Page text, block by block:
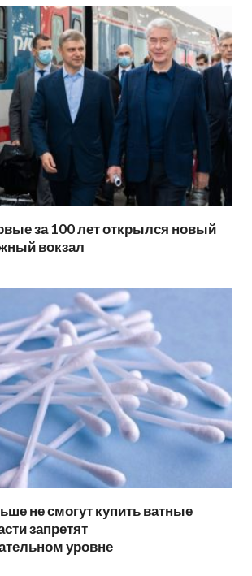
за 100 лет открылся новый
вокзал
не смогут купить ватные
запретят
уровне